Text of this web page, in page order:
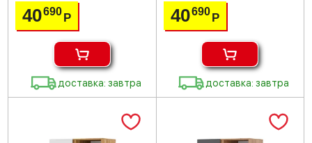
40690Р
доставка: завтра
40690 Р
доставка: завтра